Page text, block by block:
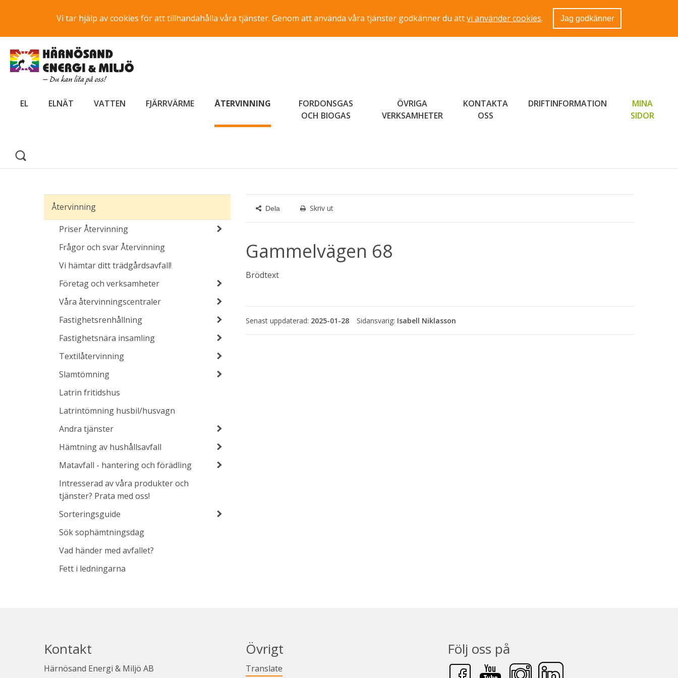
Vi tar hjälp av cookies för att tillhandahålla våra tjänster. Genom att använda våra tjänster godkänner du attvi använder cookies. Jag godkänner
EL ELNÄT VATTEN FJÄRRVÄRME ÅTERVINNING
FORDONSGAS
OCH BIOGAS
ÖVRIGA
VERKSAMHETER
KONTAKTA
OSS
DRIFTINFORMATION
MINA
SIDOR
Återvinning
Priser Återvinning
Frågor och svar Återvinning
Vi hämtar ditt trädgårdsavfall!
Företag och verksamheter
Våra återvinningscentraler
Fastighetsrenhållning
Fastighetsnära insamling
Textilåtervinning
Slamtömning
Latrin fritidshus
Latrintömning husbil/husvagn
Andra tjänster
Hämtning av hushållsavfall
Matavfall - hantering och förädling
Intresserad av våra produkter och
tjänster? Prata med oss!
Sorteringsguide
Sök sophämtningsdag
Vad händer med avfallet?
Fett i ledningarna
Dela Skriv ut
Gammelvägen 68
Brödtext
Senast uppdaterad: 2025-01-28 Isabell Niklasson
Kontakt
Härnösand Energi & Miljö AB
Övrigt
Translate
Följ oss på